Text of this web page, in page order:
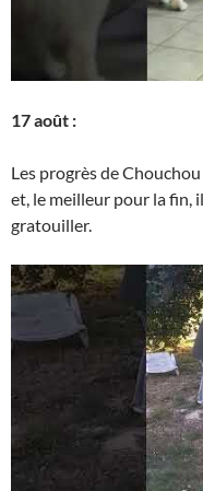
17 août :
Les progrès de
et, le meilleur pour la fin,
gratouiller.